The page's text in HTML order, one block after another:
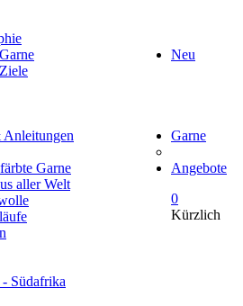
Neu
Garne
Garne
aller Welt
Angebote
0
Kürzlich
Südafrika